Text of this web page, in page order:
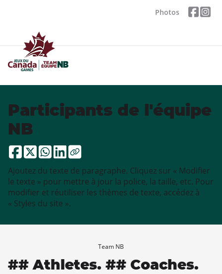
Photos
Participants de l'équipe
NB
Ajoutez du texte de paragraphe. Cliquez sur « Modifier
le texte » pour mettre à jour la police, la taille, etc. Pour
modifier et réutiliser les thèmes de texte, accédez à
« Styles du site ».
Team NB
## Athletes. ## Coaches.